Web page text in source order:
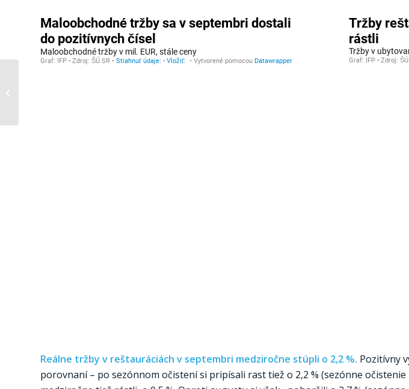
Reálne tržby v reštauráciách v septembri medziročne stúpli o 2,2 %. Pozitívny
porovnaní – po sezónnom očistení si pripísali rast tiež o 2,2 % (sezónne